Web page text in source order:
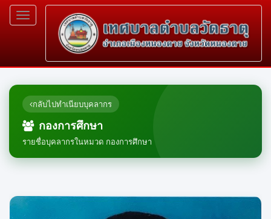
Toggle
navigation
กลับไปทำเนียบบุคลากร
กองการศึกษา
รายชื่อบุคลากรในหมวด กองการศึกษา